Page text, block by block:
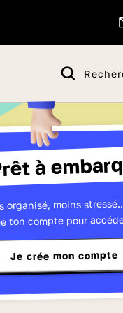
à
organisé, moins
ton compte pour
Je crée mon compte
Seconde